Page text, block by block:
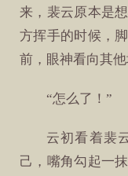
来，裴云原本是
方挥手的时候，
前，眼神看向其
“怎么了！”
云初看着裴
己，嘴角勾起一